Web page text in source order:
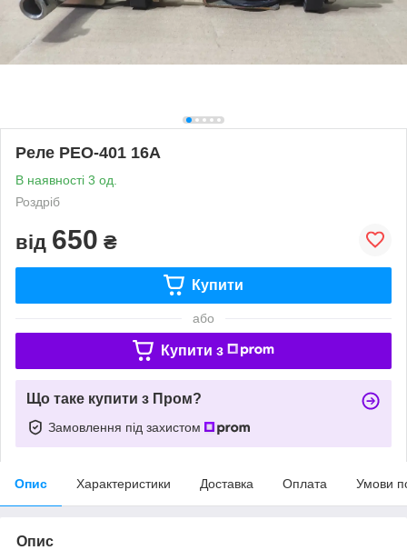
Реле РЕО-401 16А
В наявності 3 од.
Роздріб
від 650 ₴
Купити
або
Купити з
Що таке купити з Пром?
Замовлення під захистом
Опис Характеристики Доставка Оплата Умови
Опис